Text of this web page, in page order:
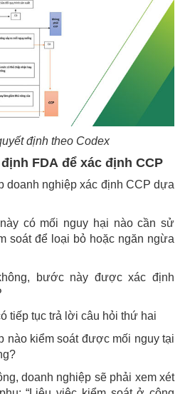
định theo Codex
FDA để xác định CCP
doanh nghiệp xác định CCP dựa
có mối nguy hại nào cần sử
soát để loại bỏ hoặc ngăn ngừa
bước này được xác định
tiếp tục trả lời câu hỏi thứ hai
nào kiểm soát được mối nguy tại
doanh nghiệp sẽ phải xem xét